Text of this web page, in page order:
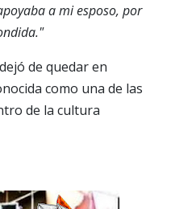
a mi esposo, por
de quedar en
como una de las
de la cultura